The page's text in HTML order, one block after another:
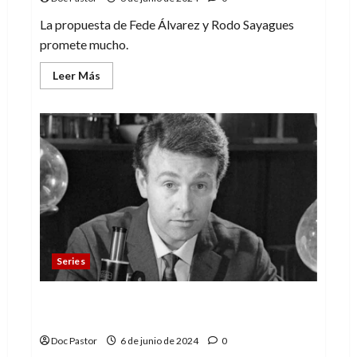
La propuesta de Fede Álvarez y Rodo Sayagues
promete mucho.
Leer Más
más
¿Qué
esperar
de
Romulus?
Series
Doc Pastor 6 de junio de 2024 0